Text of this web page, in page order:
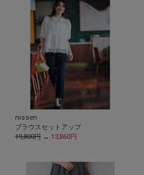
nissen
ブラウスセットアップ
19,800円→ 13,860円